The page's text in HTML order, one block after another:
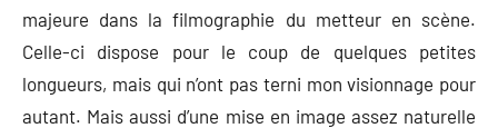
majeure dans la filmographie du metteur en scène.
Celle-ci dispose pour le coup de quelques petites
longueurs, mais qui n’ont pas terni mon visionnage pour
autant. Mais aussi d’une mise en image assez naturelle